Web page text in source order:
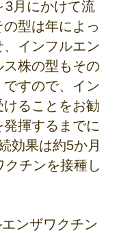
3月にかけて流
型は年によっ
インフルエン
株の型もその
すので、イン
ることをお勧
揮するまでに
効果は約5か月
チンを接種し
ンザワクチン